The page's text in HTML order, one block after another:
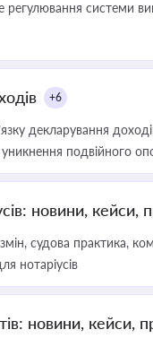
системи
+6
декларування
подвійного
новини, кейси,
судова практика,
нотаріусів
новини, кейси,